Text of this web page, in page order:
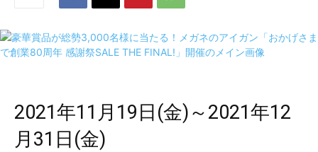
2021年11月19日(金)～2021年12
月31日(金)